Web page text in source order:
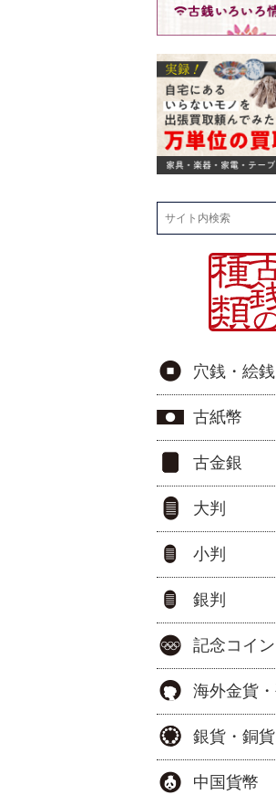
穴銭・絵銭
古紙幣
古金銀
大判
小判
銀判
記念コイン
海外金貨
銀貨・銅貨
中国貨幣